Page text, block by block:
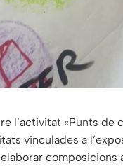
l’activitat «Punts de
vinculades a